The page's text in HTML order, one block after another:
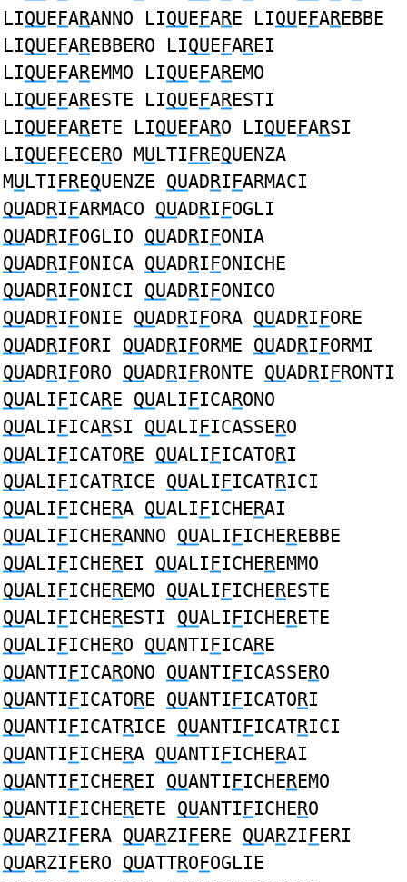
LIQUEFARANNO LIQUEFARE LIQUEFAREBBE
LIQUEFAREBBERO LIQUEFAREI
LIQUEFAREMMO LIQUEFAREMO
LIQUEFARESTE LIQUEFARESTI
LIQUEFARETE LIQUEFARO LIQUEFARSI
LIQUEFECERO MULTIFREQUENZA
MULTIFREQUENZE QUADRIFARMACI
QUADRIFARMACO QUADRIFOGLI
QUADRIFOGLIO QUADRIFONIA
QUADRIFONICA QUADRIFONICHE
QUADRIFONICI QUADRIFONICO
QUADRIFONIE QUADRIFORA QUADRIFORE
QUADRIFORI QUADRIFORME QUADRIFORMI
QUADRIFORO QUADRIFRONTE QUADRIFRONTI
QUALIFICARE QUALIFICARONO
QUALIFICARSI QUALIFICASSERO
QUALIFICATORE QUALIFICATORI
QUALIFICATRICE QUALIFICATRICI
QUALIFICHERA QUALIFICHERAI
QUALIFICHERANNO QUALIFICHEREBBE
QUALIFICHEREI QUALIFICHEREMMO
QUALIFICHEREMO QUALIFICHERESTE
QUALIFICHERESTI QUALIFICHERETE
QUALIFICHERO QUANTIFICARE
QUANTIFICARONO QUANTIFICASSERO
QUANTIFICATORE QUANTIFICATORI
QUANTIFICATRICE QUANTIFICATRICI
QUANTIFICHERA QUANTIFICHERAI
QUANTIFICHEREI QUANTIFICHEREMO
QUANTIFICHERETE QUANTIFICHERO
QUARZIFERA QUARZIFERE QUARZIFERI
QUARZIFERO QUATTROFOGLIE